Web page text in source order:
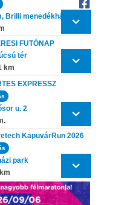
Brilli menedékház
FUTÓNAP
tér
km
EXPRESSZ
u. 2
KapuvárRun 2026
park